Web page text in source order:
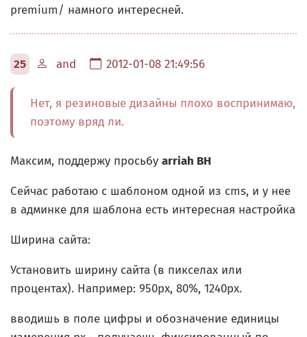
premium/ намного интересней.
25 and 2012-01-08 21:49:56
Нет, я резиновые дизайны плохо воспринимаю,
поэтому вряд ли.
Максим, поддержу просьбу arriah BH
Сейчас работаю с шаблоном одной из cms, и у нее
в админке для шаблона есть интересная настройка
Ширина сайта:
Установить ширину сайта (в пикселах или
процентах). Например: 950px, 80%, 1240px.
вводишь в поле цифры и обозначение единицы